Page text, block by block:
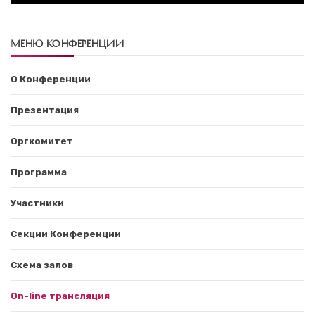
МЕНЮ КОНФЕРЕНЦИИ
О Конференции
Презентация
Оргкомитет
Программа
Участники
Секции Конференции
Схема залов
On-line трансляция